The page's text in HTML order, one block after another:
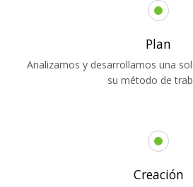
Plan
Analizamos y desarrollamos una
su método de
Creación